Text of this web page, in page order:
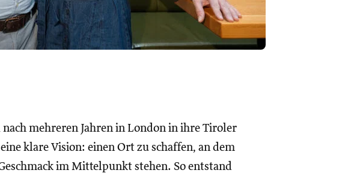
mehreren Jahren in London in ihre Tiroler
klare Vision: einen Ort zu schaffen, an dem
im Mittelpunkt stehen. So entstand